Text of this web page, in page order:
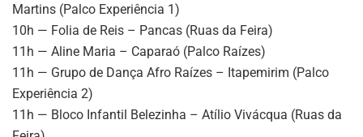
Martins (Palco Experiência 1)
10h — Folia de Reis – Pancas (Ruas da Feira)
11h — Aline Maria – Caparaó (Palco Raízes)
11h — Grupo de Dança Afro Raízes – Itapemirim (Palco
Experiência 2)
11h — Bloco Infantil Belezinha – Atílio Vivácqua (Ruas da